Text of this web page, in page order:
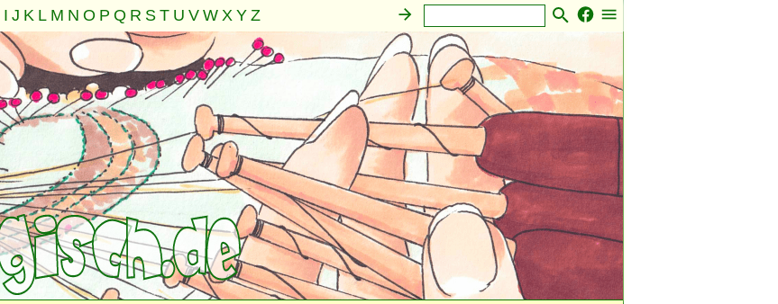
I J K L M N O P Q R S T U V W X Y Z
· Gemeinschaft·Nahrung· Natur· Sonstiges